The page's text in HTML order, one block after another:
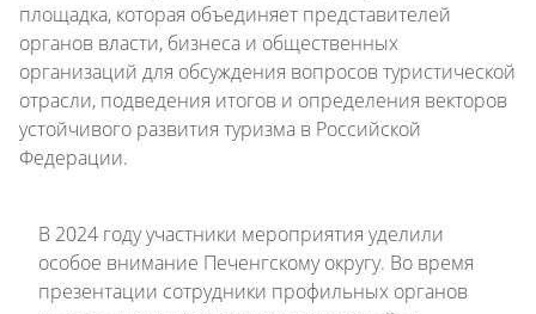
площадка, которая объединяет представителей
органов власти, бизнеса и общественных
организаций для обсуждения вопросов туристической
отрасли, подведения итогов и определения векторов
устойчивого развития туризма в Российской
Федерации.
В 2024 году участники мероприятия уделили
особое внимание Печенгскому округу. Во время
презентации сотрудники профильных органов